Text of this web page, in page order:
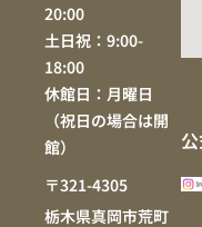
20:00
土日祝：9:00-
18:00
休館日：月曜日
（祝日の場合は開
館）
〒321-4305
栃木県真岡市荒町